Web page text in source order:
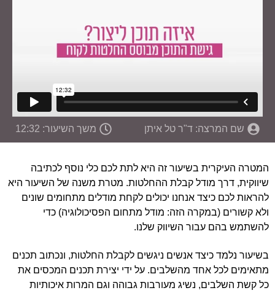
שם המרצה: ד"ר טל איתן משך השיעור: 12:32
המטרה העיקרית בשיעור זה היא לתת לכם כלי נוסף לכתיבה
שיווקית, דרך מודל קבלת ההחלטות. מטרת משנה של השיעור היא
להראות לכם כיצד אנחנו יכולים לקחת מודלים מתחומים שונים
ולא קשורים (במקרה הזה: מודל מתחום הפסיכולוגיה) כדי
להשתמש בהם עבור השיווק שלנו.
בשיעור נלמד כיצד אנשים ניגשים לקבלת החלטות, ונכתוב תכנים
מתאימים לכל אחד מהשלבים. על ידי יצירת תכנים המכסים את
כל קשת השלבים, נשיג מעורבות גבוהה וגם המרות איכותיות